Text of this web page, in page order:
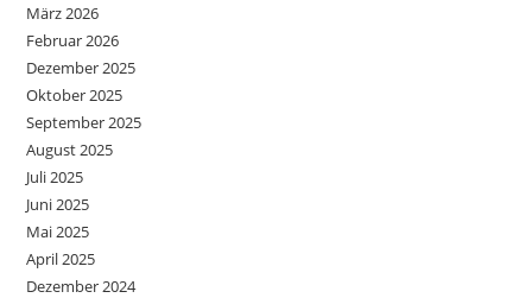
März 2026
Februar 2026
Dezember 2025
Oktober 2025
September 2025
August 2025
Juli 2025
Juni 2025
Mai 2025
April 2025
Dezember 2024